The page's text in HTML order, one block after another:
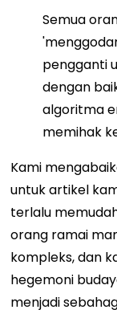
Semua
pengganti
dengan
algoritma
memihak
Kami
untuk artikel
terlalu
orang ramai
kompleks, dan
hegemoni
menjadi